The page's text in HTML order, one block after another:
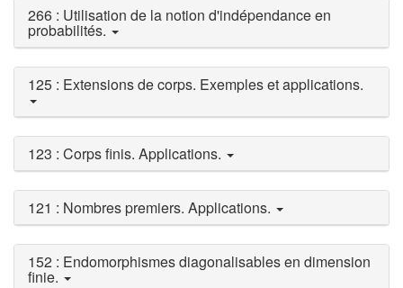
266 : Utilisation de la notion d'indépendance en
probabilités.
125 : Extensions de corps. Exemples et applications.
123 : Corps finis. Applications.
121 : Nombres premiers. Applications.
152 : Endomorphismes diagonalisables en dimension
finie.